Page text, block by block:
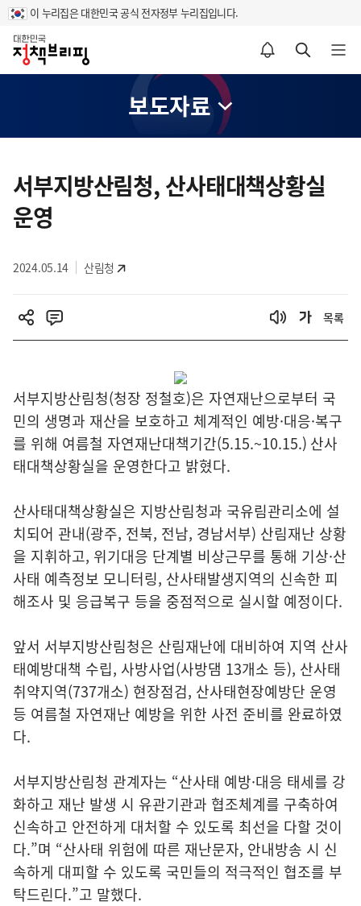
이 누리집은 대한민국 공식 전자정부 누리집입니다.
홈
알림설정 바로가기 검색 바로가기 메뉴 열기
보도자료
츠
영
서부지방산림청, 산사태대책상황실
운영
2024.05.14 산림청
목록
서부지방산림청(청장 정철호)은 자연재난으로부터 국
민의 생명과 재산을 보호하고 체계적인 예방·대응·복구
를 위해 여름철 자연재난대책기간(5.15.~10.15.) 산사
태대책상황실을 운영한다고 밝혔다.
산사태대책상황실은 지방산림청과 국유림관리소에 설
치되어 관내(광주, 전북, 전남, 경남서부) 산림재난 상황
을 지휘하고, 위기대응 단계별 비상근무를 통해 기상·산
사태 예측정보 모니터링, 산사태발생지역의 신속한 피
해조사 및 응급복구 등을 중점적으로 실시할 예정이다.
앞서 서부지방산림청은 산림재난에 대비하여 지역 산사
태예방대책 수립, 사방사업(사방댐 13개소 등), 산사태
취약지역(737개소) 현장점검, 산사태현장예방단 운영
등 여름철 자연재난 예방을 위한 사전 준비를 완료하였
다.
서부지방산림청 관계자는 “산사태 예방·대응 태세를 강
화하고 재난 발생 시 유관기관과 협조체계를 구축하여
신속하고 안전하게 대처할 수 있도록 최선을 다할 것이
다.”며 “산사태 위험에 따른 재난문자, 안내방송 시 신
속하게 대피할 수 있도록 국민들의 적극적인 협조를 부
탁드린다.”고 말했다.